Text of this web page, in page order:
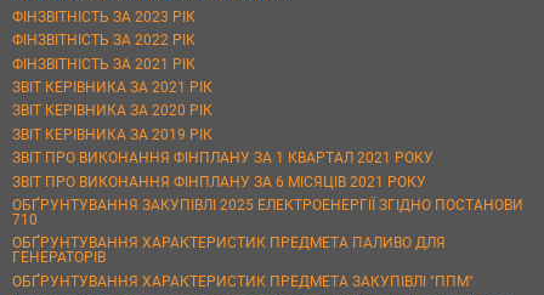
ФІНЗВІТНІСТЬ ЗА 2023 РІК
ФІНЗВІТНІСТЬ ЗА 2022 РІК
ФІНЗВІТНІСТЬ ЗА 2021 РІК
ЗВІТ КЕРІВНИКА ЗА 2021 РІК
ЗВІТ КЕРІВНИКА ЗА 2020 РІК
ЗВІТ КЕРІВНИКА ЗА 2019 РІК
ЗВІТ ПРО ВИКОНАННЯ ФІНПЛАНУ ЗА 1 КВАРТАЛ 2021 РОКУ
ЗВІТ ПРО ВИКОНАННЯ ФІНПЛАНУ ЗА 6 МІСЯЦІВ 2021 РОКУ
ОБҐРУНТУВАННЯ ЗАКУПІВЛІ 2025 ЕЛЕКТРОЕНЕРГІЇ ЗГІДНО ПОСТАНОВИ
710
ОБҐРУНТУВАННЯ ХАРАКТЕРИСТИК ПРЕДМЕТА ПАЛИВО ДЛЯ
ГЕНЕРАТОРІВ
ОБҐРУНТУВАННЯ ХАРАКТЕРИСТИК ПРЕДМЕТА ЗАКУПІВЛІ "ППМ"